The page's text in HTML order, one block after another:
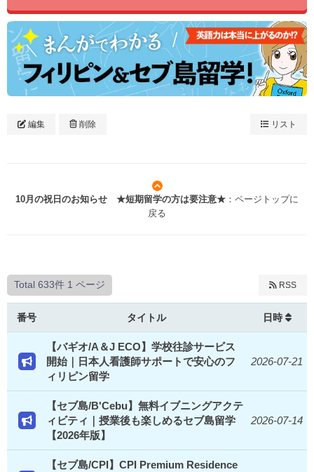
編集 削除 リスト
10月の祝日のお知らせ ★短期留学の方は要注意★ ：ページトップに
戻る
Total 633件 1 ページ RSS
番号 タイトル 日時
【バギオ/A＆J ECO】学校往診サービス
開始｜日本人看護師サポートで安心のフ
ィリピン留学
2026-07-21
【セブ島/B'Cebu】無料イブニングアクテ
ィビティ｜授業後も楽しめるセブ島留学
【2026年版】
2026-07-14
【セブ島/CPI】CPI Premium Residence